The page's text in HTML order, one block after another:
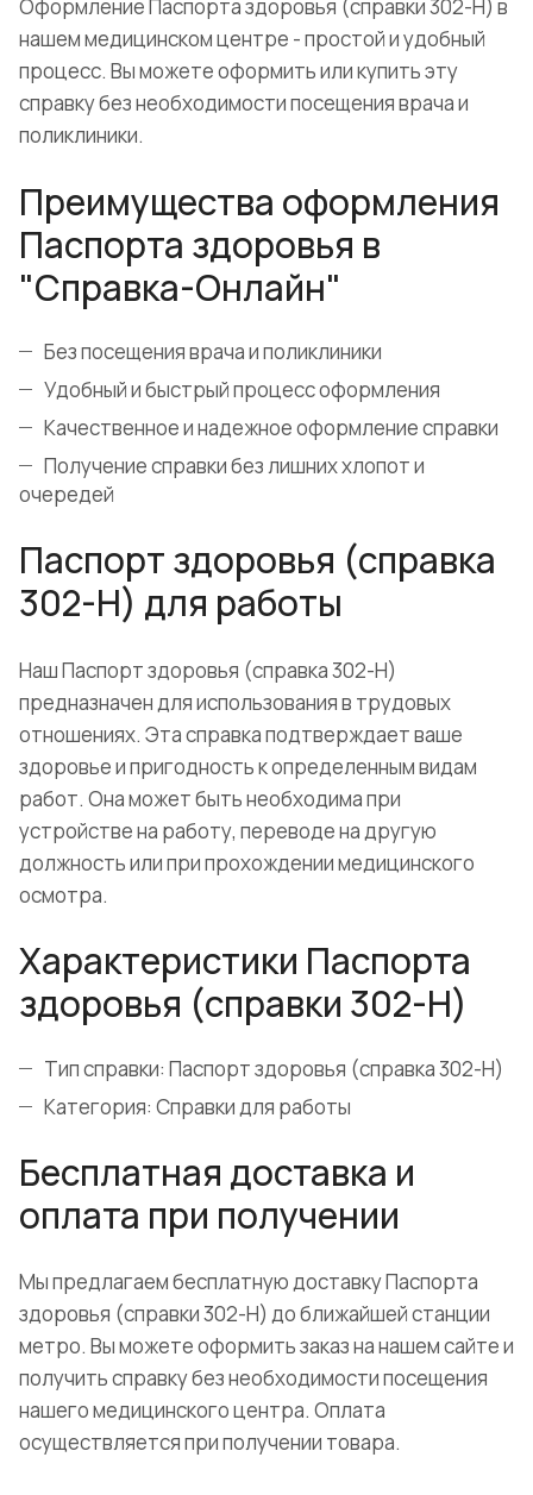
Оформление Паспорта здоровья (справки 302-Н) в
нашем медицинском центре - простой и удобный
процесс. Вы можете оформить или купить эту
справку без необходимости посещения врача и
поликлиники.
Преимущества оформления
Паспорта здоровья в
"Справка-Онлайн"
Без посещения врача и поликлиники
Удобный и быстрый процесс оформления
Качественное и надежное оформление справки
Получение справки без лишних хлопот и
очередей
Паспорт здоровья (справка
302-Н) для работы
Наш Паспорт здоровья (справка 302-Н)
предназначен для использования в трудовых
отношениях. Эта справка подтверждает ваше
здоровье и пригодность к определенным видам
работ. Она может быть необходима при
устройстве на работу, переводе на другую
должность или при прохождении медицинского
осмотра.
Характеристики Паспорта
здоровья (справки 302-Н)
Тип справки: Паспорт здоровья (справка 302-Н)
Категория: Справки для работы
Бесплатная доставка и
оплата при получении
Мы предлагаем бесплатную доставку Паспорта
здоровья (справки 302-Н) до ближайшей станции
метро. Вы можете оформить заказ на нашем сайте и
получить справку без необходимости посещения
нашего медицинского центра. Оплата
осуществляется при получении товара.